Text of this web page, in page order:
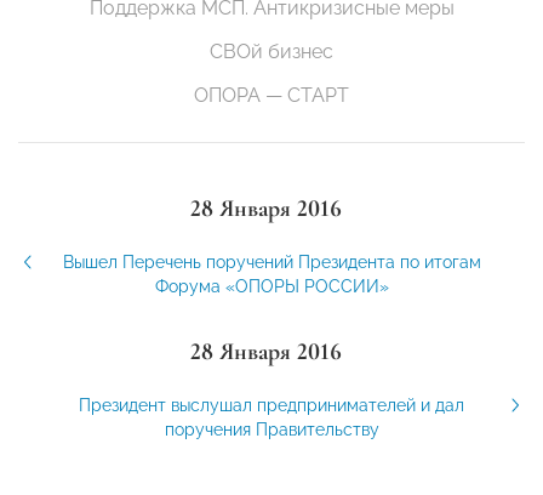
Поддержка МСП. Антикризисные меры
СВОй бизнес
ОПОРА — СТАРТ
28 Января 2016
Вышел Перечень поручений Президента по итогам
Форума «ОПОРЫ РОССИИ»
28 Января 2016
Президент выслушал предпринимателей и дал
поручения Правительству